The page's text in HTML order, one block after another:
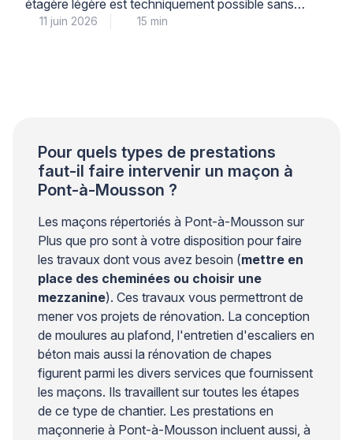
étagère légère est techniquement possible sans
risque structurel, à condition de respecter
11 juin 2026 15 min
Pour quels types de prestations
faut-il faire intervenir un maçon à
Pont-à-Mousson ?
Les maçons répertoriés à Pont-à-Mousson sur
Plus que pro sont à votre disposition pour faire
les travaux dont vous avez besoin (mettre en
place des cheminées ou choisir une
mezzanine). Ces travaux vous permettront de
mener vos projets de rénovation. La conception
de moulures au plafond, l'entretien d'escaliers en
béton mais aussi la rénovation de chapes
figurent parmi les divers services que fournissent
les maçons. Ils travaillent sur toutes les étapes
de ce type de chantier. Les prestations en
maçonnerie à Pont-à-Mousson incluent aussi, à